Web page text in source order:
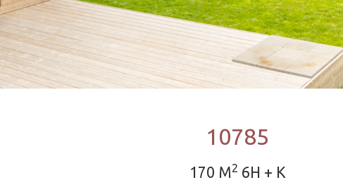
10785
170 M2 6H + K